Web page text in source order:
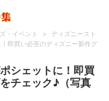
・イベント >
ディズニースト
即買い必至のディズニー新作グ
シェットに！即買
チェック♪（写真